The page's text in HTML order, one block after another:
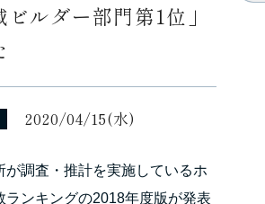
ルダー部門第1位」
2020/04/15(水)
が調査・推計を実施しているホ
ランキングの2018年度版が発表